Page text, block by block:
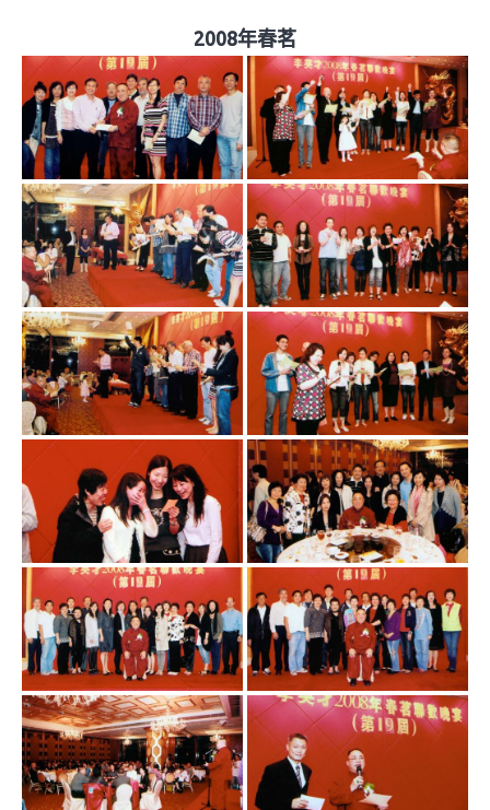
2008年春茗